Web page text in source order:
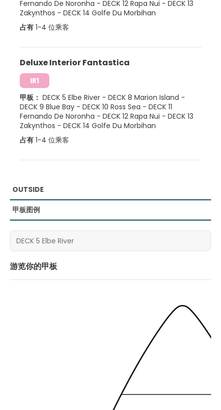
Fernando De Noronha - DECK 12 Rapa Nui - DECK 13
Zakynthos - DECK 14 Golfe Du Morbihan
占有 1-4 位乘客
Deluxe Interior Fantastica
IR1
甲板： DECK 5 Elbe River - DECK 8 Marion Island -
DECK 9 Blue Bay - DECK 10 Ross Sea - DECK 11
Fernando De Noronha - DECK 12 Rapa Nui - DECK 13
Zakynthos - DECK 14 Golfe Du Morbihan
占有 1-4 位乘客
OUTSIDE
甲板图例
游览你的甲板